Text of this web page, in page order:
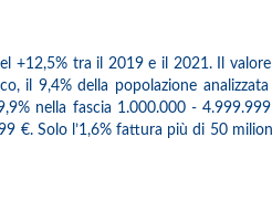
+12,5% tra il 2019 e il 2021. Il
il 9,4% della popolazione
nella fascia 1.000.000 -
€. Solo l’1,6% fattura più di 50